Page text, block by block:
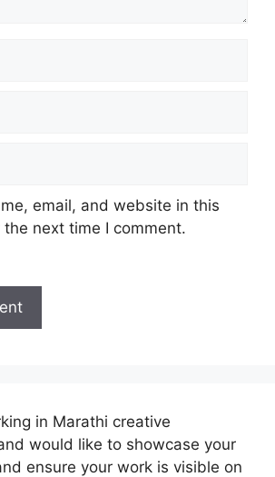
email, and website in this
next time I comment.
in Marathi creative
would like to showcase your
ensure your work is visible on